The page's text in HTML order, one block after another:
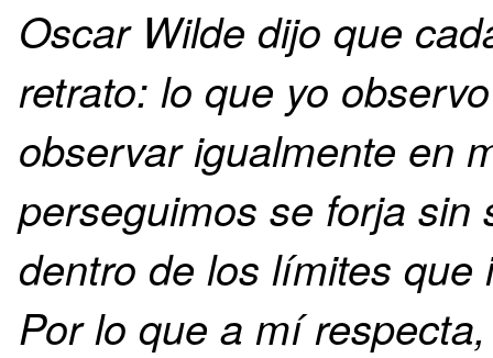
Oscar Wilde dijo que
retrato: lo que yo
observar igualmente en
perseguimos se forja sin
dentro de los límites
Por lo que a mí